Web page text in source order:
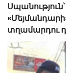
տղամարդու